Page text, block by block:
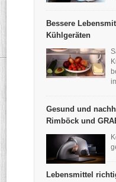
Bessere
Kühlgeräten
Gesund und
Rimböck und
Lebensmittel